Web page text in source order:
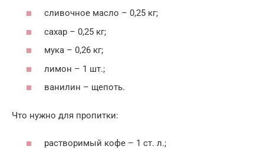
сливочное масло – 0,25 кг;
сахар – 0,25 кг;
мука – 0,26 кг;
лимон – 1 шт.;
ванилин – щепоть.
Что нужно для пропитки:
растворимый кофе – 1 ст. л.;